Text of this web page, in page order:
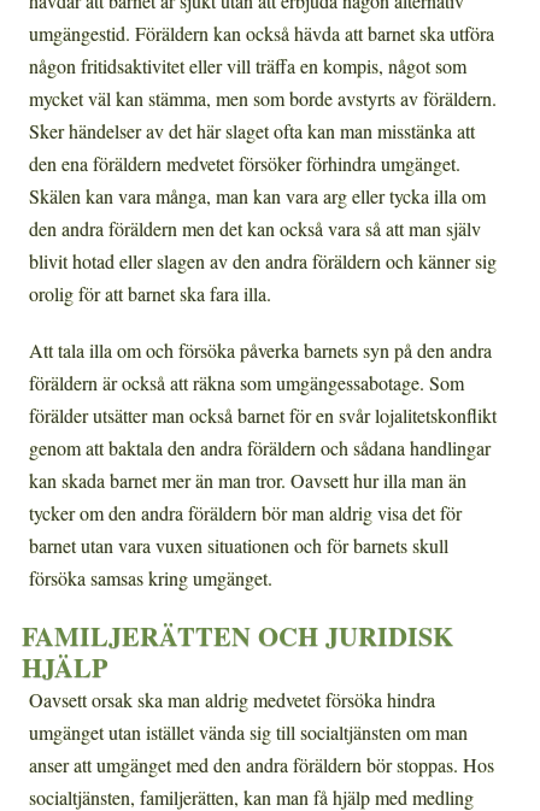
umgängestid. Föräldern kan också hävda att barnet ska utföra
någon fritidsaktivitet eller vill träffa en kompis, något som
mycket väl kan stämma, men som borde avstyrts av föräldern.
Sker händelser av det här slaget ofta kan man misstänka att
den ena föräldern medvetet försöker förhindra umgänget.
Skälen kan vara många, man kan vara arg eller tycka illa om
den andra föräldern men det kan också vara så att man själv
blivit hotad eller slagen av den andra föräldern och känner sig
orolig för att barnet ska fara illa.
Att tala illa om och försöka påverka barnets syn på den andra
föräldern är också att räkna som umgängessabotage. Som
förälder utsätter man också barnet för en svår lojalitetskonflikt
genom att baktala den andra föräldern och sådana handlingar
kan skada barnet mer än man tror. Oavsett hur illa man än
tycker om den andra föräldern bör man aldrig visa det för
barnet utan vara vuxen situationen och för barnets skull
försöka samsas kring umgänget.
FAMILJERÄTTEN OCH JURIDISK
HJÄLP
Oavsett orsak ska man aldrig medvetet försöka hindra
umgänget utan istället vända sig till socialtjänsten om man
anser att umgänget med den andra föräldern bör stoppas. Hos
socialtjänsten, familjerätten, kan man få hjälp med medling